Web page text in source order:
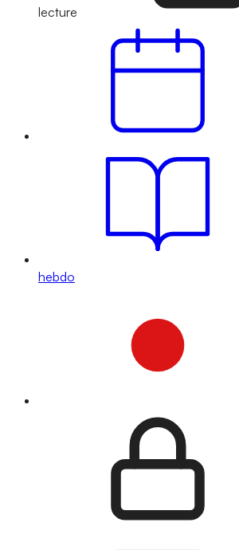
lecture
hebdo